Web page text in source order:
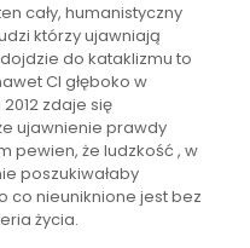
cały, humanistyczny
którzy ujawniają
do kataklizmu to
CI głęboko w
zdaje się
ujawnienie prawdy
pewien, że ludzkość , w
poszukiwałaby
co nieuniknione jest bez
życia.